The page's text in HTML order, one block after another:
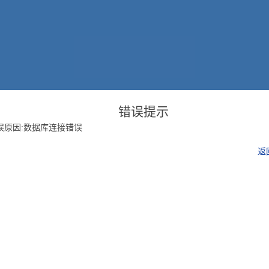
错误提示
原因:数据库连接错误
返